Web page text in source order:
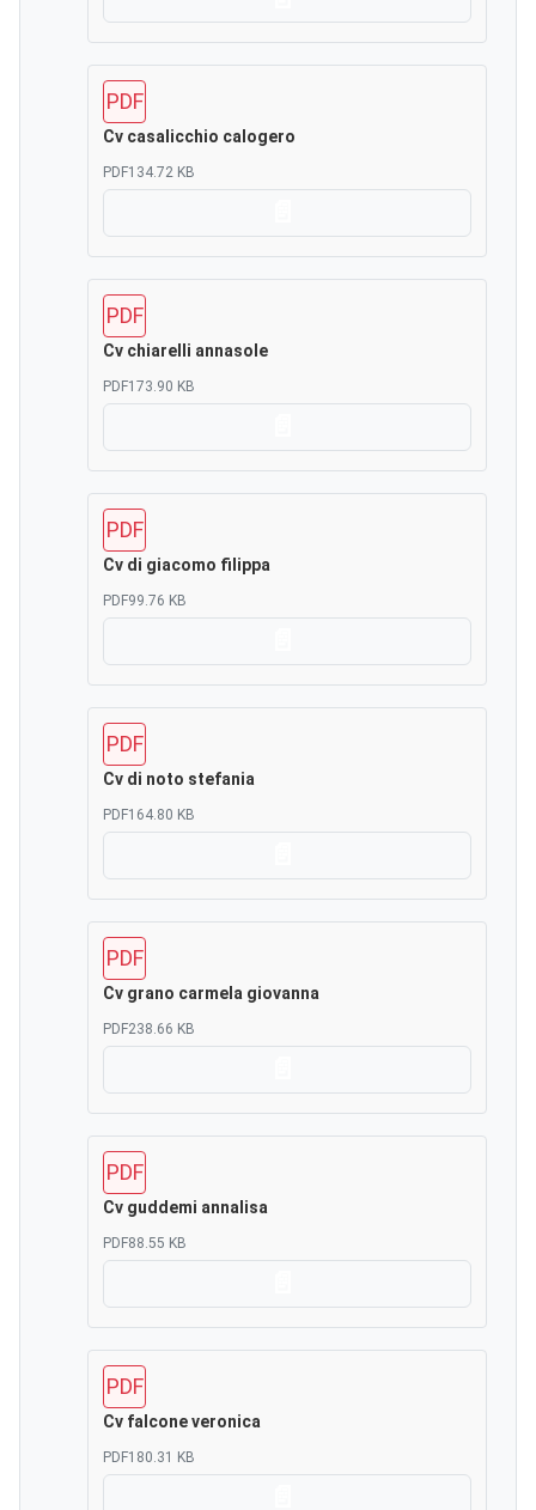
PDF
Cv casalicchio calogero
PDF134.72 KB
PDF
Cv chiarelli annasole
PDF173.90 KB
PDF
Cv di giacomo filippa
PDF99.76 KB
PDF
Cv di noto stefania
PDF164.80 KB
PDF
Cv grano carmela giovanna
PDF238.66 KB
PDF
Cv guddemi annalisa
PDF88.55 KB
PDF
Cv falcone veronica
PDF180.31 KB